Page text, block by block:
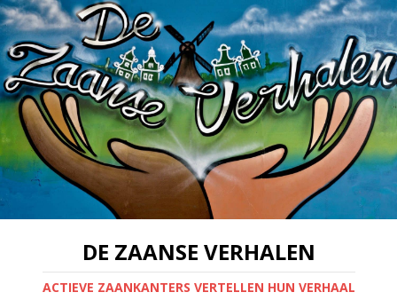
DE ZAANSE VERHALEN
ACTIEVE ZAANKANTERS VERTELLEN HUN VERHAAL